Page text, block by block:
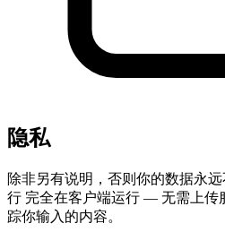
隐私
除非另有说明，否则你的数据永
行 完全在客户端运行 — 无需上传
踪你输入的内容。